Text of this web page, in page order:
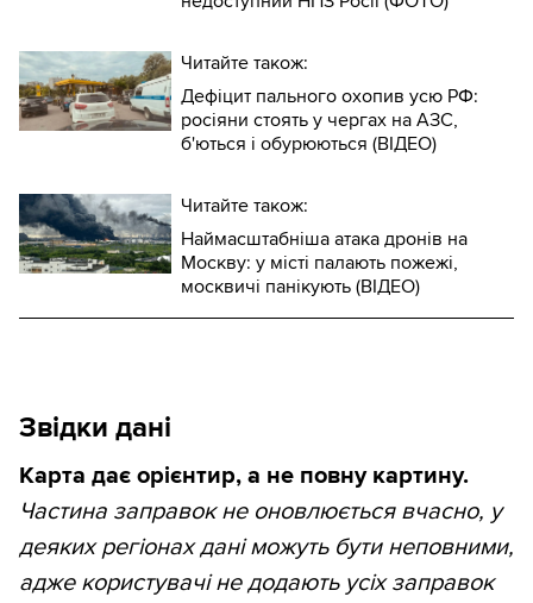
Читайте також:
Дефіцит пального охопив усю РФ:
росіяни стоять у чергах на АЗС,
б'ються і обурюються (ВІДЕО)
Читайте також:
Наймасштабніша атака дронів на
Москву: у місті палають пожежі,
москвичі панікують (ВІДЕО)
Звідки дані
Карта дає орієнтир, а не повну картину.
Частина заправок не оновлюється вчасно, у
деяких регіонах дані можуть бути неповними,
адже користувачі не додають усіх заправок